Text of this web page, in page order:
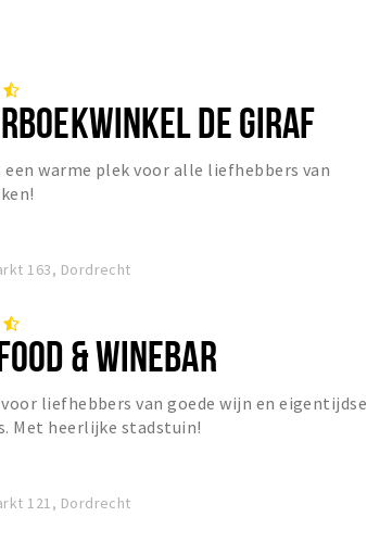
DE GIRAF
een warme plek voor alle liefhebbers van
163, Dordrecht
& WINEBAR
liefhebbers van goede wijn en eigentijdse
Met heerlijke stadstuin!
121, Dordrecht